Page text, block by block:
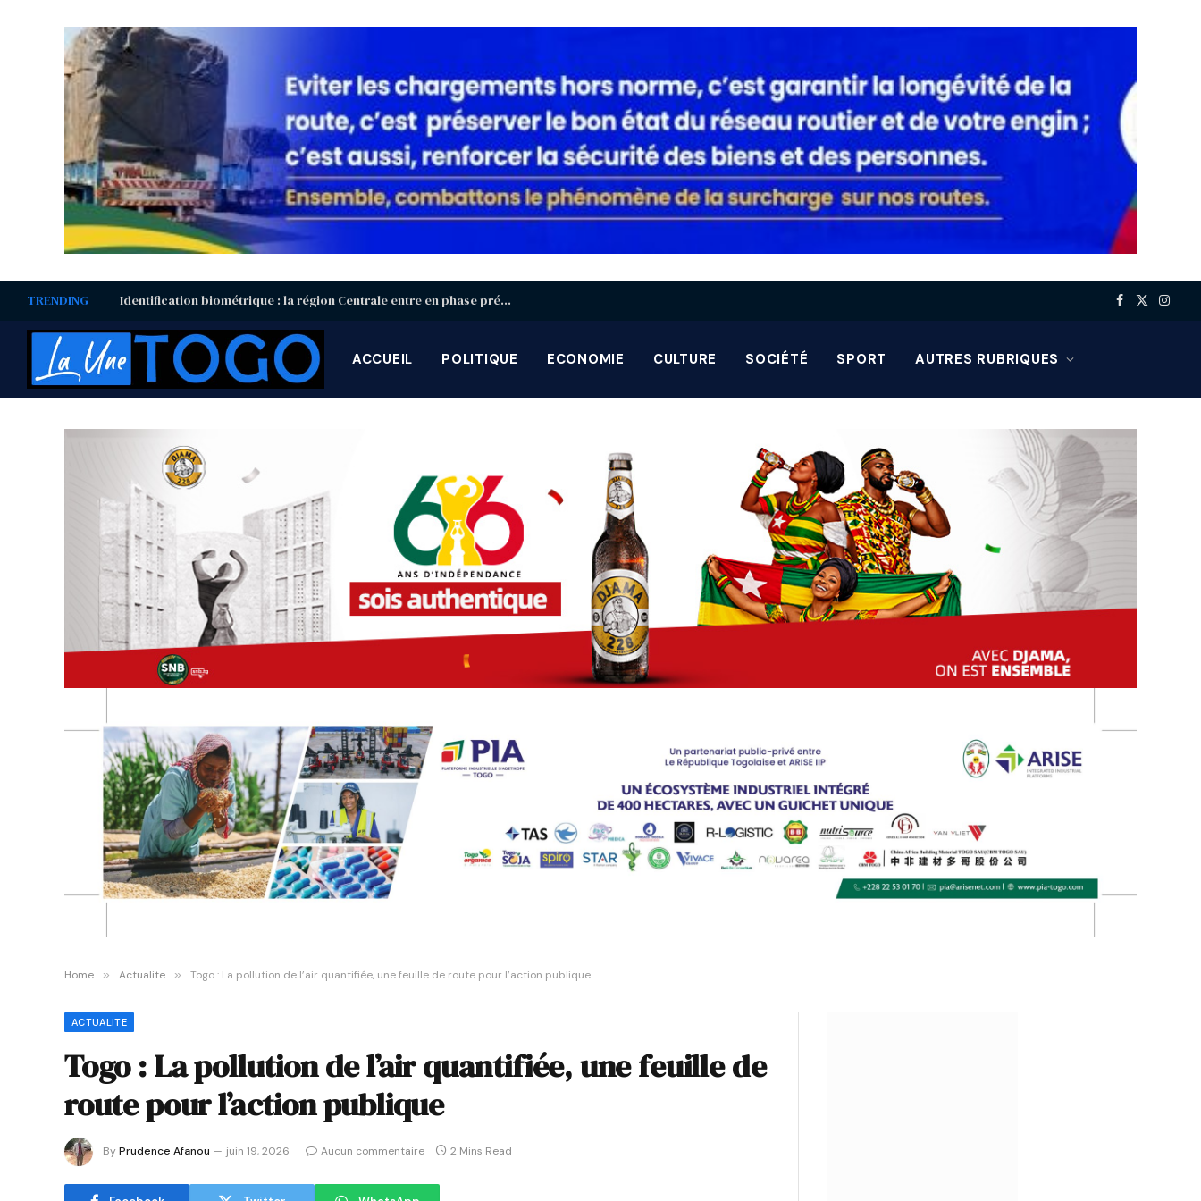
TRENDING Identification biométrique : la région Centrale entre en phase préparatoire avant la grande campagne d’août-septembre Facebook
X
ACCUEIL POLITIQUE ECONOMIE CULTURE SOCIÉTÉ SPORT AUTRES RUBRIQUES
Home » Actualite » Togo : La pollution de l’air quantifiée, une feuille de route pour l’action publique
ACTUALITE
Togo : La pollution de l’air quantifiée, une feuille de
route pour l’action publique
ByPrudence Afanou juin 19, 2026 Aucun commentaire 2 Mins Read